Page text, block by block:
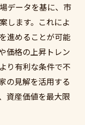
データを基に、市
します。これによ
進めることが可能
価格の上昇トレン
り有利な条件で不
の見解を活用する
資産価値を最大限